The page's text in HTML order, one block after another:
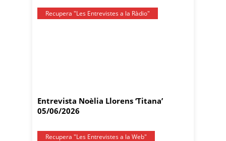
Recupera "Les Entrevistes a la Ràdio"
Entrevista Noèlia Llorens ‘Titana’
05/06/2026
Recupera "Les Entrevistes a la Web"